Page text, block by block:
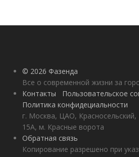
© 2026 Фазенда
Все о современной жизни за
Контакты
Пользовательское
Политика конфидециальности
г. Москва, ЦАО, Красносельский,
15А, м. Красные ворота
Обратная связь
Копирование разрешено при